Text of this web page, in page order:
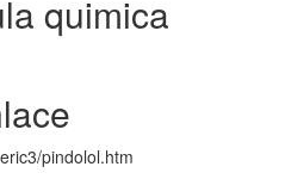
quimica
pindolol.htm